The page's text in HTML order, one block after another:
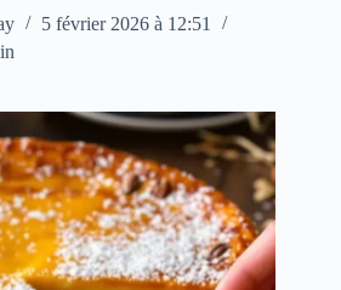
5 février 2026 à 12:51